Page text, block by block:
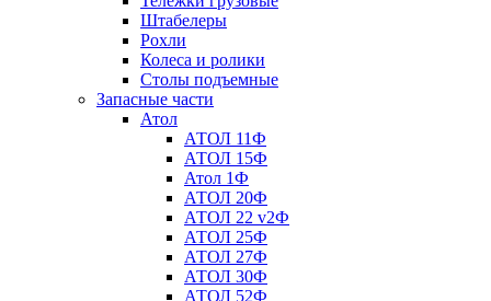
Штабелеры
Рохли
Колеса и ролики
Столы подъемные
Запасные части
Атол
АТОЛ 11Ф
АТОЛ 15Ф
Атол 1Ф
АТОЛ 20Ф
АТОЛ 22 v2Ф
АТОЛ 25Ф
АТОЛ 27Ф
АТОЛ 30Ф
АТОЛ 52Ф